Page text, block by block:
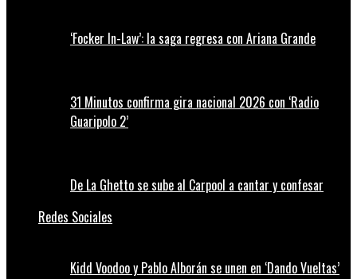
‘Focker In-Law’: la saga regresa con Ariana Grande
31 Minutos confirma gira nacional 2026 con ‘Radio
Guaripolo 2’
De La Ghetto se sube al Carpool a cantar y confesar
Redes Sociales
Kidd Voodoo y Pablo Alborán se unen en ‘Dando Vueltas’